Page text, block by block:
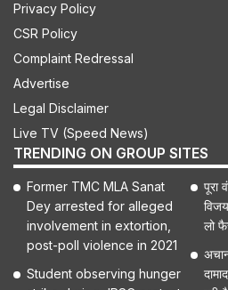
Privacy Policy
CSR Policy
Complaint Redressal
Advertise
Legal Disclaimer
Live TV (Speed News)
TRENDING ON GROUP SITES
Former TMC MLA Sanat
Dey arrested for alleged
involvement in extortion,
post-poll violence in 2021
Student observing hunger
पूरा
लो